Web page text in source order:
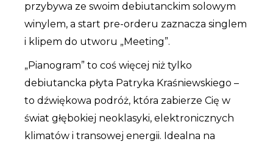
przybywa ze swoim debiutanckim solowym
winylem, a start pre-orderu zaznacza singlem
i klipem do utworu „Meeting”.
„Pianogram” to coś więcej niż tylko
debiutancka płyta Patryka Kraśniewskiego –
to dźwiękowa podróż, która zabierze Cię w
świat głębokiej neoklasyki, elektronicznych
klimatów i transowej energii. Idealna na